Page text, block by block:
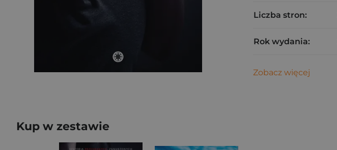
Liczba stron:
Rok wydania:
Zobacz więcej
Kup w zestawie